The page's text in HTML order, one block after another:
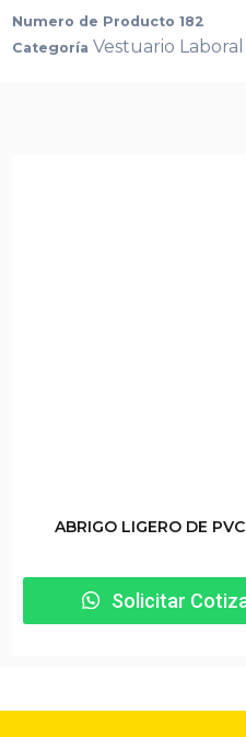
Numero de Producto 182
Categoría Vestuario Laboral
ABRIGO LIGERO DE
Solicitar